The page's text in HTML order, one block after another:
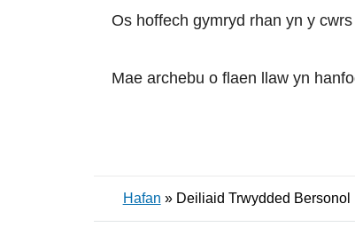
Os hoffech gymryd rhan yn y
Mae archebu o flaen llaw yn
Hafan » Deiliaid Trwydded